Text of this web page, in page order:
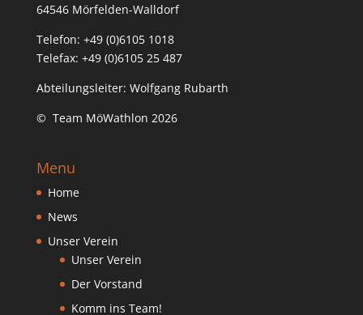
64546 Mörfelden-Walldorf
Telefon: +49 (0)6105 1018
Telefax: +49 (0)6105 25 487
Abteilungsleiter: Wolfgang Rubarth
© Team MöWathlon 2026
Menu
Home
News
Unser Verein
Unser Verein
Der Vorstand
Komm ins Team!